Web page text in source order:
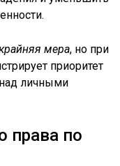
мера, но при
приоритет
личными
права по